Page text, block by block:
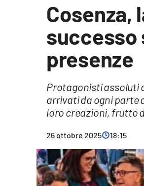
Economia e Lavoro
Cosenza,
successo
presenze
Protagonisti assoluti
arrivati da ogni parte
loro creazioni, frutto
26 ottobre 2025 18:15